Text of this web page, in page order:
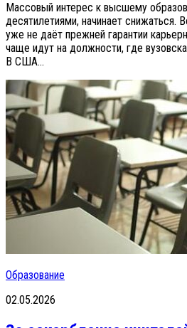
Массовый интерес к высшему
десятилетиями, начинает снижаться.
уже не даёт прежней гарантии
чаще идут на должности, где
В США...
Образование
02.05.2026